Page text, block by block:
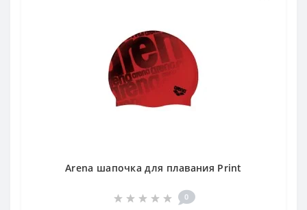
Arena шапочка для плавания Print
0